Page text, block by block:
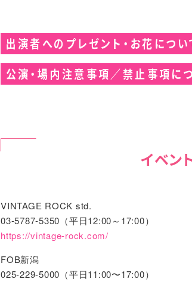
出演者へのプレゼント・お花につい
出演者へのプレゼント、花束、フラワー
公演・場内注意事項／禁止事項に
チケットの営利目的、転売目的での利用
等が発覚された場合、そのチケットは無
いかなる事情であれ、ご購入・お引換後
場内でのカメラ(携帯カメラ含む)・ビデ
危険物、酒類の持ち込みおよび飲酒後、
他のお客様のご迷惑、視界の妨げとなる
了承ください。
イベン
VINTAGE ROCK std.
03-5787-5350（平日12:00～17:00）
https://vintage-rock.com/
FOB新潟
025-229-5000（平日11:00〜17:00）